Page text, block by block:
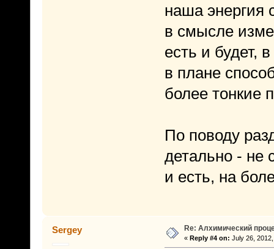
наша энергия
в смысле
есть и будет,
в плане
более тонкие
По поводу
детально - не
и есть, на
Sergey Re: Алхимический
« Reply #4 on: July 26,